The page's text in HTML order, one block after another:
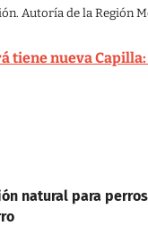
Autoría de la Región
tiene nueva
natural para